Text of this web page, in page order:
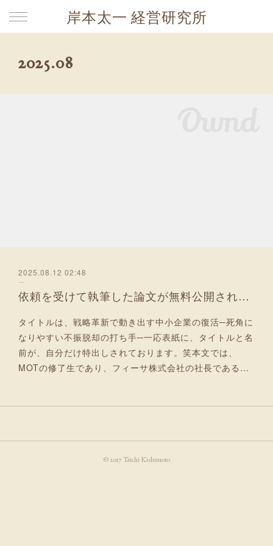
岸本太一 経営研究所
2025.08
2025.08.12 02:48
依頼を受けて執筆した論文が無料公開されました！
タイトルは、戦略革新で動き出す中小企業の復活─死角に
なりやすい不振脱却の打ち手─一応表紙に、タイトルと名
前が、自分だけ特出しされております。笑本文では、
MOTの修了生であり、フィーサ株式会社の社長である…
© 2017 Taichi Kishimoto